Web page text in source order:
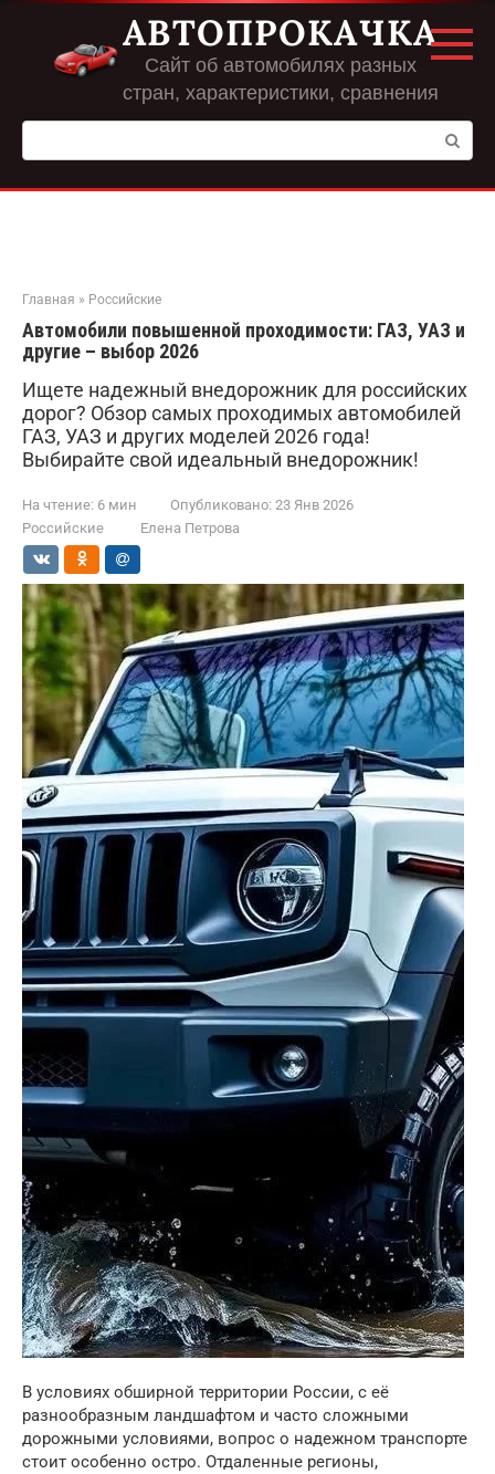
Перейти
контенту
АВТОПРОКАЧКА
Сайт об автомобилях разных
стран, характеристики, сравнения
Поиск:
Главная » Российские
Автомобили повышенной проходимости: ГАЗ, УАЗ и
другие – выбор 2026
Ищете надежный внедорожник для российских
дорог? Обзор самых проходимых автомобилей
ГАЗ, УАЗ и других моделей 2026 года!
Выбирайте свой идеальный внедорожник!
На чтение: 6 мин Опубликовано: 23 Янв 2026
Российские
Елена Петрова
В условиях обширной территории России, с её
разнообразным ландшафтом и часто сложными
дорожными условиями, вопрос о надежном транспорте
стоит особенно остро. Отдаленные регионы,